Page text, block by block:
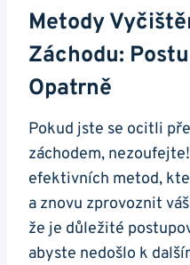
Metody
Záchodu:
Opatrně
Pokud jste se ocitli
záchodem,
efektivních metod,
a znovu zprovoznit⁢
že je důležité
abyste nedošlo k